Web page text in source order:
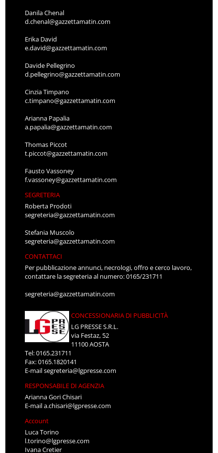
Danila Chenal
d.chenal@gazzettamatin.com
Erika David
e.david@gazzettamatin.com
Davide Pellegrino
d.pellegrino@gazzettamatin.com
Cinzia Timpano
c.timpano@gazzettamatin.com
Arianna Papalia
a.papalia@gazzettamatin.com
Thomas Piccot
t.piccot@gazzettamatin.com
Fausto Vassoney
f.vassoney@gazzettamatin.com
SEGRETERIA
Roberta Prodoti
segreteria@gazzettamatin.com
Stefania Muscolo
segreteria@gazzettamatin.com
CONTATTACI
Per pubblicazione annunci, necrologi, offro e cerco lavoro,
contattare la segreteria al numero: 0165/231711
segreteria@gazzettamatin.com
CONCESSIONARIA DI PUBBLICITÀ
LG PRESSE S.R.L.
via Festaz, 52
11100 AOSTA
Tel: 0165.231711
Fax: 0165.1820141
E-mailsegreteria@lgpresse.com
RESPONSABILE DI AGENZIA
Arianna Gori Chisari
E-maila.chisari@lgpresse.com
Account
Luca Torino
l.torino@lgpresse.com
Ivana Cretier